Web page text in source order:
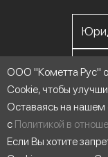
ООО
© 2014-2026
ООО "Кометта Рус"
Cookie, чтобы
Оставаясь на нашем
с Политикой в
Если Вы хотите